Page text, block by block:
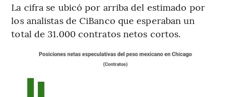
La cifra se ubicó por arriba del estimado por
los analistas de CiBanco que esperaban un
total de 31.000 contratos netos cortos.